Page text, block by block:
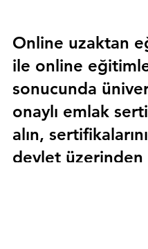
Online uzaktan
ile online
sonucunda
onaylı emlak
alın,
devlet üzerinden